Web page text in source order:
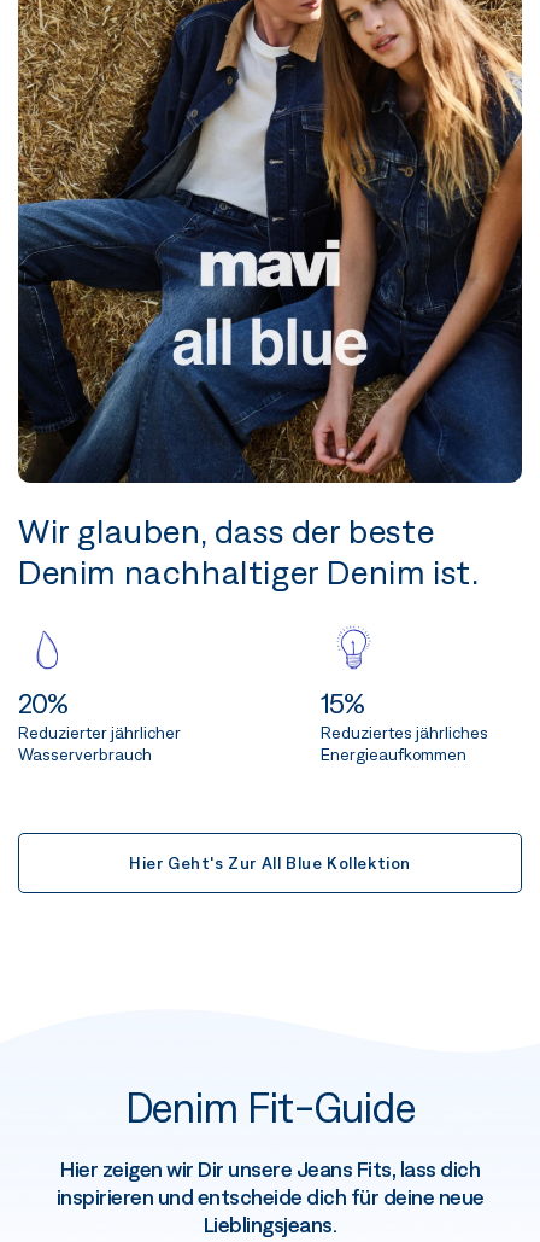
Wir glauben, dass der beste
Denim nachhaltiger Denim ist.
20%
Reduzierter jährlicher
Wasserverbrauch
15%
Reduziertes jährliches
Energieaufkommen
Hier Geht's Zur All Blue Kollektion
Denim Fit-Guide
Hier zeigen wir Dir unsere Jeans Fits, lass dich
inspirieren und entscheide dich für deine neue
Lieblingsjeans.